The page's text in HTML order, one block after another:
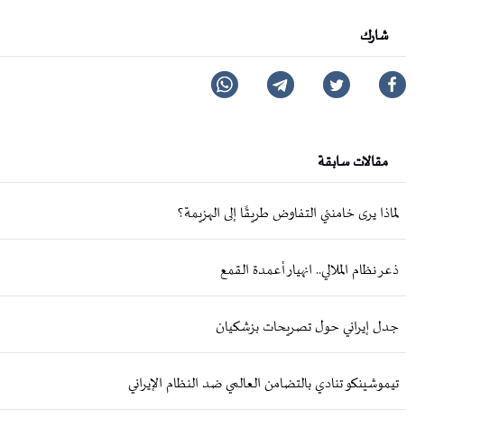
شارك
مقالات سابقة
لماذا يرى خامنئي التفاوض طريقًا إلى الهزيمة؟
ذعر نظام الملالي.. انهيار أعمدة القمع
جدل إيراني حول تصريحات بزشكيان
تيموشينكو تنادي بالتضامن العالمي ضد النظام الإيراني